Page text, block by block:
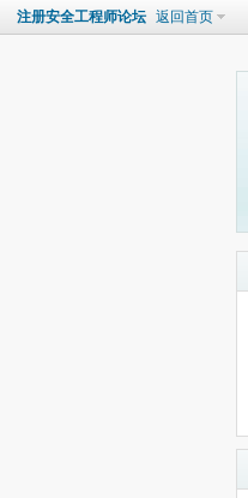
注册安全工程师论坛 返回首页